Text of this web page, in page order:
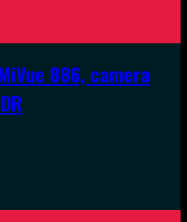
886, camera